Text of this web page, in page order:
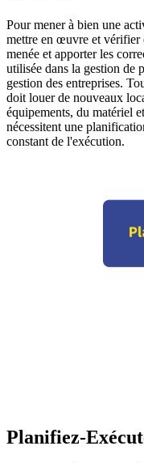
Pour mener à bien une
mettre en œuvre et vérifier
menée et apporter les
utilisée dans la gestion de
gestion des entreprises.
doit louer de nouveaux
équipements, du matériel
nécessitent une
constant de l'exécution.
Planifiez-